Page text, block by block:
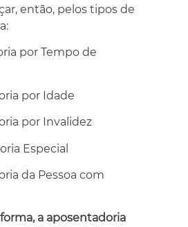
então, pelos tipos de
por Tempo de
por Idade
por Invalidez
Especial
da Pessoa com
a aposentadoria